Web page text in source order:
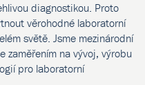
diagnostikou. Proto
věrohodné laboratorní
světě. Jsme mezinárodní
zaměřením na vývoj, výrobu
pro laboratorní